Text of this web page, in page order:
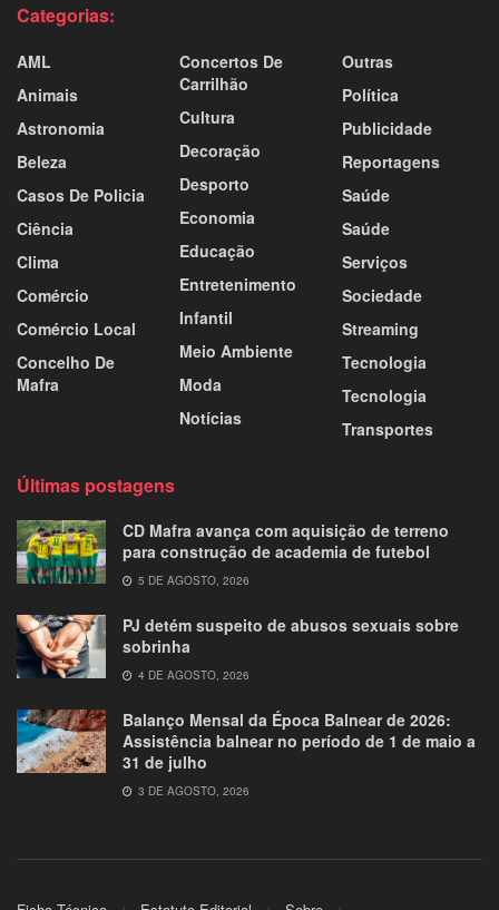
Categorias:
AML
Animais
Astronomia
Beleza
Casos De Policia
Ciência
Clima
Comércio
Comércio Local
Concelho De
Mafra
Concertos De
Carrilhão
Cultura
Decoração
Desporto
Economia
Educação
Entretenimento
Infantil
Meio Ambiente
Moda
Notícias
Outras
Política
Publicidade
Reportagens
Saúde
Saúde
Serviços
Sociedade
Streaming
Tecnologia
Tecnologia
Transportes
Últimas postagens
CD Mafra avança com aquisição de terreno
para construção de academia de futebol
5 DE AGOSTO, 2026
PJ detém suspeito de abusos sexuais sobre
sobrinha
4 DE AGOSTO, 2026
Balanço Mensal da Época Balnear de 2026:
Assistência balnear no período de 1 de maio a
31 de julho
3 DE AGOSTO, 2026